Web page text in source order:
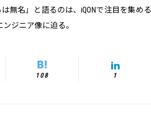
無名」と語るのは、iQONで注目を集める
ジニア像に迫る。
108 1